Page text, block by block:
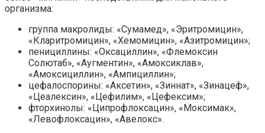
организма:
группа макролиды: «Сумамед», «Эритромицин»,
«Кларитромицин», «Хемомицин», «Азитромицин»;
пенициллины: «Оксациллин», «Флемоксин
Солютаб», «Аугментин», «Амоксиклав»,
«Амоксициллин», «Ампициллин»;
цефалоспорины: «Аксетин», «Зиннат», «Зинацеф»,
«Цеалексин», «Цефилим», «Цефексим»;
фторхинолы: «Ципрофлоксацин», «Моксимак»,
«Левофлоксацин», «Авелокс».